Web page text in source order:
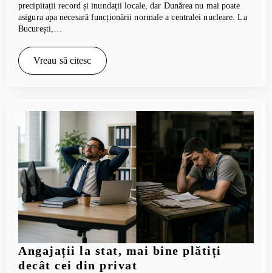
precipitații record și inundații locale, dar Dunărea nu mai poate
asigura apa necesară funcționării normale a centralei nucleare. La
București,…
Vreau să citesc
Angajații la stat, mai bine plătiți
decât cei din privat